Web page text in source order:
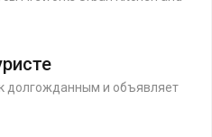
долгожданным и объявляет